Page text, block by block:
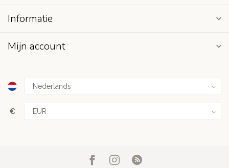
Informatie
Mijn account
€